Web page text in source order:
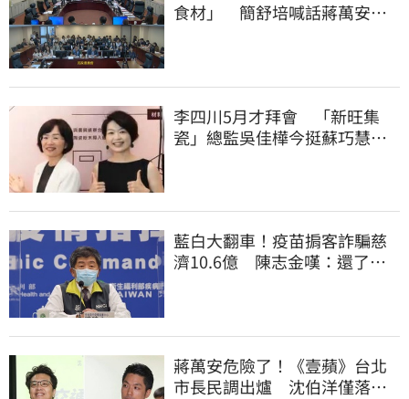
食材」 簡舒培喊話蔣萬安：
李四川5月才拜會 「新旺集
瓷」總監吳佳樺今挺蘇巧慧：
藍白大翻車！疫苗掮客詐騙慈
濟10.6億 陳志金嘆：還了陳
蔣萬安危險了！《壹蘋》台北
市長民調出爐 沈伯洋僅落後